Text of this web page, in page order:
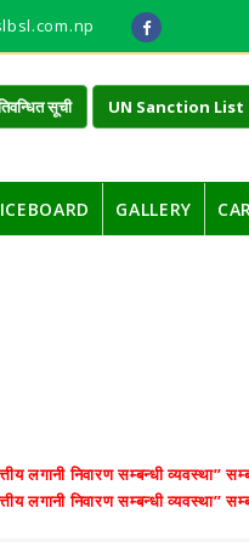
सूची UN Sanction List
GALLERY
लगानी निवारण सम्बन्धी व्यवस्था”
लगानी निवारण सम्बन्धी व्यवस्था”